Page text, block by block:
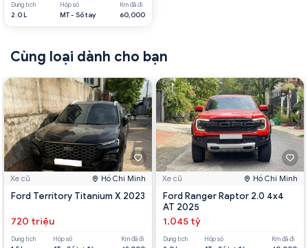
Dung tích
2.0 L
Hộp số
MT - Số tay
Km đã đi
60,000
Cùng loại dành cho bạn
Xe cũ Hồ Chí Minh
Ford Territory Titanium X 2023
720 triệu
Dung tích Hộp số Km đã đi
Xe cũ Hồ Chí Minh
Ford Ranger Raptor 2.0 4x4
AT 2025
1.045 tỷ
Dung tích Hộp số Km đã đi